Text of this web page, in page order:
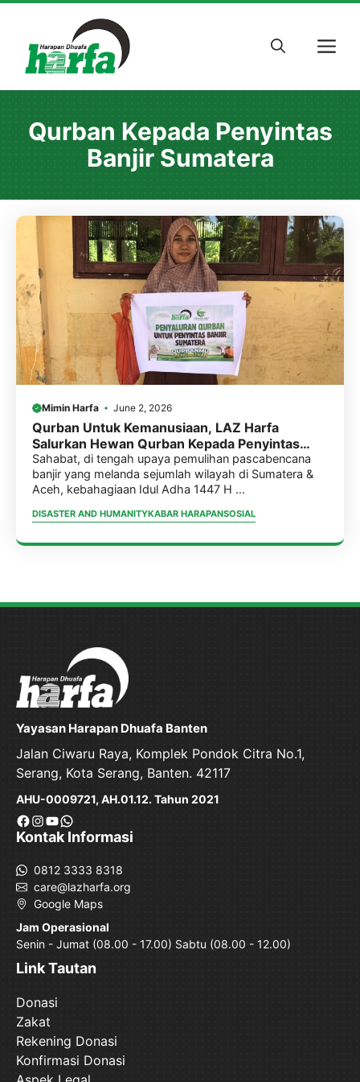
content
Qurban Kepada Penyintas
Banjir Sumatera
Mimin Harfa June 2, 2026
Qurban Untuk Kemanusiaan, LAZ Harfa
Salurkan Hewan Qurban Kepada Penyintas
Banjir Sumatera
Sahabat, di tengah upaya pemulihan pascabencana
banjir yang melanda sejumlah wilayah di Sumatera &
Aceh, kebahagiaan Idul Adha 1447 H ...
DISASTER AND HUMANITYKABAR HARAPANSOSIAL
Yayasan Harapan Dhuafa Banten
Jalan Ciwaru Raya, Komplek Pondok Citra No.1,
Serang, Kota Serang, Banten. 42117
AHU-0009721, AH.01.12. Tahun 2021
Facebook
Instagram
YouTube
WhatsApp
Kontak Informasi
0812 3333 8318
care@lazharfa.org
Google Maps
Jam Operasional
Senin - Jumat (08.00 - 17.00) Sabtu (08.00 - 12.00)
Link Tautan
Donasi
Zakat
Rekening Donasi
Konfirmasi Donasi